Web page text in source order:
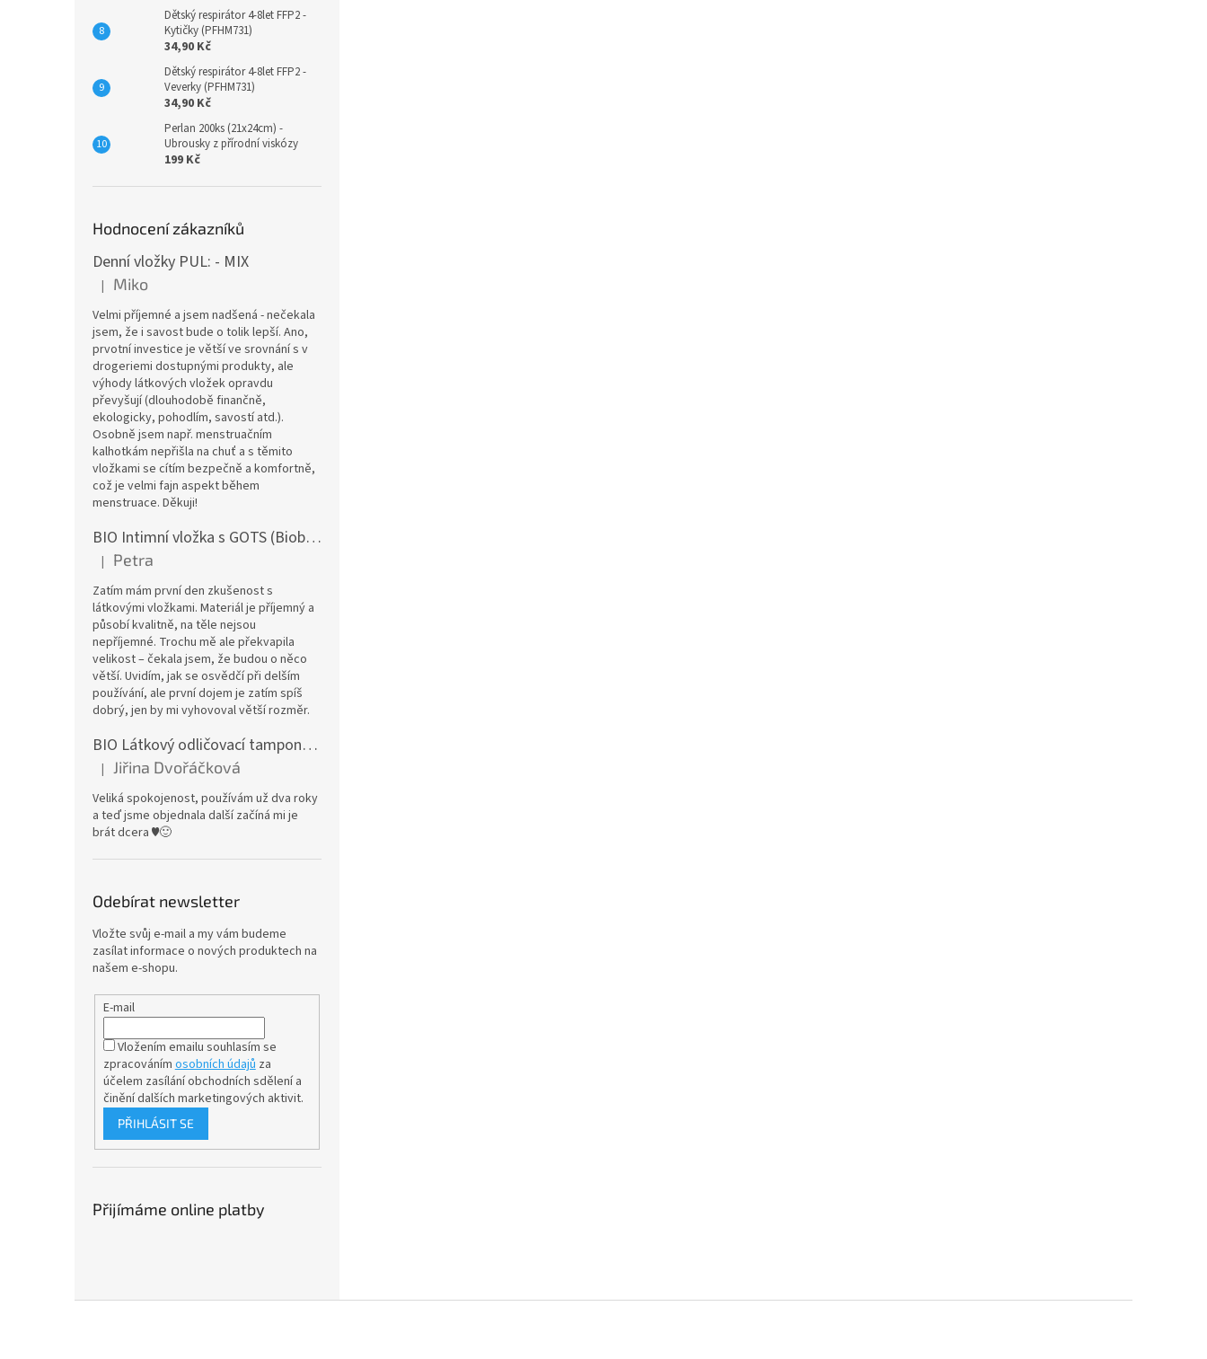
Dětský respirátor 4-8let FFP2 -
Kytičky (PFHM731)
34,90 Kč
Dětský respirátor 4-8let FFP2 -
Veverky (PFHM731)
34,90 Kč
Perlan 200ks (21x24cm) -
Ubrousky z přírodní viskózy
199 Kč
Hodnocení zákazníků
Denní vložky PUL: - MIX
Hodnocení produktu je 5 z 5 hvězdiček.
| Miko
Velmi příjemné a jsem nadšená - nečekala
jsem, že i savost bude o tolik lepší. Ano,
prvotní investice je větší ve srovnání s v
drogeriemi dostupnými produkty, ale
výhody látkových vložek opravdu
převyšují (dlouhodobě finančně,
ekologicky, pohodlím, savostí atd.).
Osobně jsem např. menstruačním
kalhotkám nepřišla na chuť a s těmito
vložkami se cítím bezpečně a komfortně,
což je velmi fajn aspekt během
menstruace. Děkuji!
BIO Intimní vložka s GOTS (Biobavlněný úplet) - Malované pivoňky v hořčicové
Hodnocení produktu je 5 z 5 hvězdiček.
| Petra
Zatím mám první den zkušenost s
látkovými vložkami. Materiál je příjemný a
působí kvalitně, na těle nejsou
nepříjemné. Trochu mě ale překvapila
velikost – čekala jsem, že budou o něco
větší. Uvidím, jak se osvědčí při delším
používání, ale první dojem je zatím spíš
dobrý, jen by mi vyhovoval větší rozměr.
BIO Látkový odličovací tamponek: Barevné bambusovo-biobavlněné froté
Hodnocení produktu je 5 z 5 hvězdiček.
| Jiřina Dvořáčková
Veliká spokojenost, používám už dva roky
a teď jsme objednala další začíná mi je
brát dcera ♥️🙂
Odebírat newsletter
Vložte svůj e-mail a my vám budeme
zasílat informace o nových produktech na
našem e-shopu.
E-mail
Vložením emailu souhlasím se
zpracováním osobních údajů za
účelem zasílání obchodních sdělení a
činění dalších marketingových aktivit.
PŘIHLÁSIT SE
Přijímáme online platby